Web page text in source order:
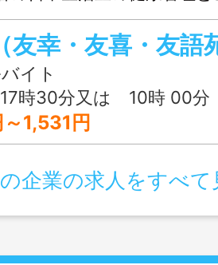
状況等における記録 ・
研修制度ありま
職員登用制度
なし
友幸・友喜・友語
イト
30分又は 10時 00分 ～ 16時 00
1,531円
企業の求人をすべて